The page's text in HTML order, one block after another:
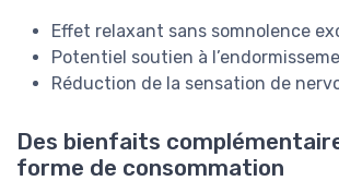
Effet relaxant sans somnolence
Potentiel soutien à
Réduction de la sensation de
Des bienfaits
forme de consommation